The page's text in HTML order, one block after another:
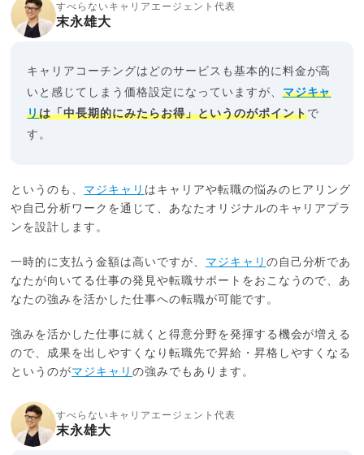
すべらないキャリアエージェント代表
末永雄大
キャリアコーチングはどのサービスも基本的に料金が高
いと感じてしまう価格設定になっていますが、 マジキャ
リは「中長期的にみたらお得」というのがポイントで
す。
というのも、 マジキャリ はキャリアや転職の悩みのヒアリング
や自己分析ワークを通じて、あなたオリジナルのキャリアプラ
ンを設計します。
一時的に支払う金額は高いですが、 マジキャリ の自己分析であ
なたが向いてる仕事の発見や転職サポートをおこなうので、あ
なたの強みを活かした仕事への転職が可能です。
強みを活かした仕事に就くと得意分野を発揮する機会が増える
ので、成果を出しやすくなり転職先で昇給・昇格しやすくなる
というのがマジキャリの強みでもあります。
すべらないキャリアエージェント代表
末永雄大